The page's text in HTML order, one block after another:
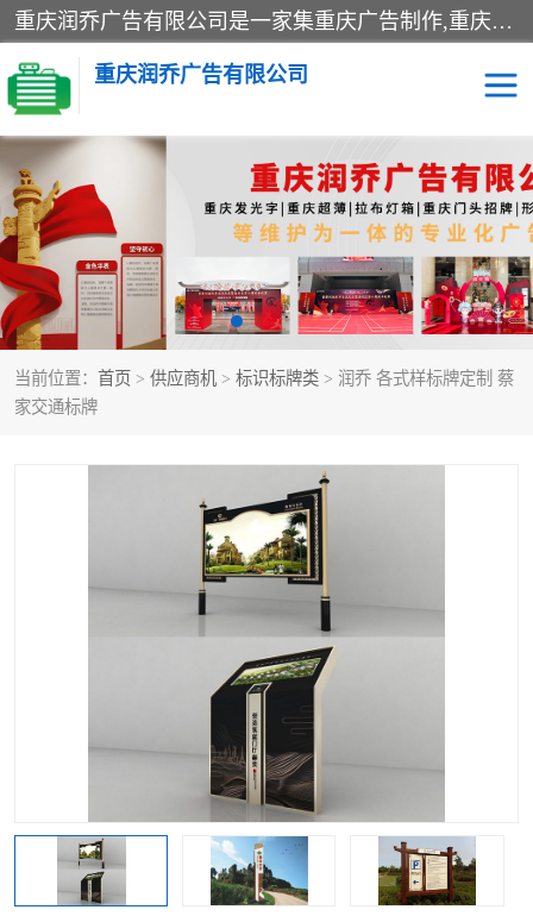
重庆润乔广告有限公司是一家集重庆广告制作,重庆标识标牌,亚克力发光字,led发光字,树脂发光字,超薄灯箱,拉布灯箱,吸塑灯箱,门头招牌,企业形象墙,写真喷绘,x展架,拉网展架,广告展架,条幅,锦旗设计,制作,施工,维护为一体的专业化广告公司.
重庆润乔广告有限公司
当前位置： 首页 > 供应商机 > 标识标牌类 > 润乔 各式样标牌定制 蔡
家交通标牌
招牌类 发光字类
灯箱类 形象墙类
标识标牌类 写真喷绘类
展架 条幅